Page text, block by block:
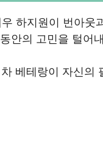
하지원이 번아
동안의 고민을 털
베테랑이 자신의